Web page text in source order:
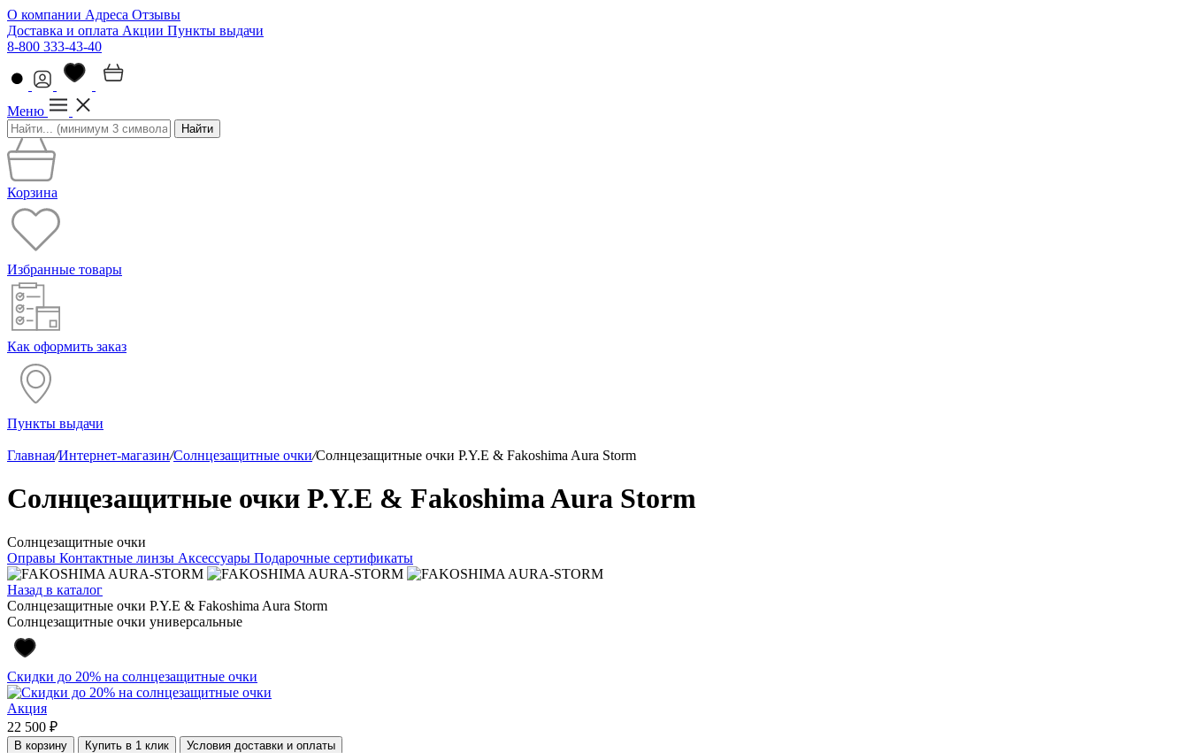
О компании Адреса Отзывы
Доставка и оплата Акции Пункты выдачи
8-800 333-43-40
Меню
Найти
Корзина
Избранные товары
Как оформить заказ
Пункты выдачи
Главная/Интернет-магазин/Солнцезащитные очки/Солнцезащитные очки P.Y.E & Fakoshima Aura Storm
Солнцезащитные очки P.Y.E & Fakoshima Aura Storm
Солнцезащитные очки
Оправы Контактные линзы Аксессуары Подарочные сертификаты
Назад в каталог
Солнцезащитные очки P.Y.E & Fakoshima Aura Storm
Солнцезащитные очки универсальные
Скидки до 20% на солнцезащитные очки
Акция
22 500 ₽
В корзину Купить в 1 клик Условия доставки и оплаты